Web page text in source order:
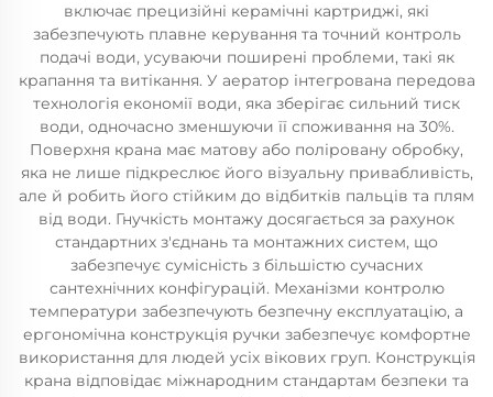
включає прецизійні керамічні картриджі, які
забезпечують плавне керування та точний контроль
подачі води, усуваючи поширені проблеми, такі як
крапання та витікання. У аератор інтегрована передова
технологія економії води, яка зберігає сильний тиск
води, одночасно зменшуючи її споживання на 30%.
Поверхня крана має матову або поліровану обробку,
яка не лише підкреслює його візуальну привабливість,
але й робить його стійким до відбитків пальців та плям
від води. Гнучкість монтажу досягається за рахунок
стандартних з'єднань та монтажних систем, що
забезпечує сумісність з більшістю сучасних
сантехнічних конфігурацій. Механізми контролю
температури забезпечують безпечну експлуатацію, а
ергономічна конструкція ручки забезпечує комфортне
використання для людей усіх вікових груп. Конструкція
крана відповідає міжнародним стандартам безпеки та